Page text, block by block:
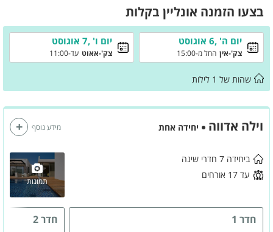
בצעו הזמנה אונליין בקלות
יום ה' ,6 אוגוסט
צק'-אין החל מ-15:00
יום ו' ,7 אוגוסט
צק'-אאוט עד-11:00
שהות של 1 לילות
וילה אדווה יחידה אחת
תמונות
ביחידה 7 חדרי שינה
עד 17 אורחים
חדר 1 חדר 2
מידע נוסף